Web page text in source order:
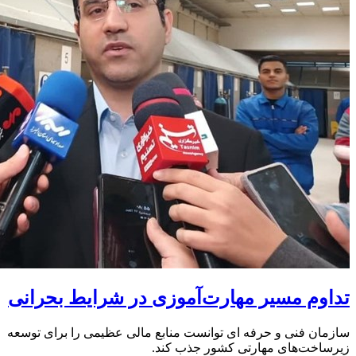
تداوم مسیر مهارت‌آموزی در شرایط بحرانی
سازمان فنی و حرفه ای توانست منابع مالی عظیمی را برای توسعه
زیرساخت‌های مهارتی کشور جذب کند.